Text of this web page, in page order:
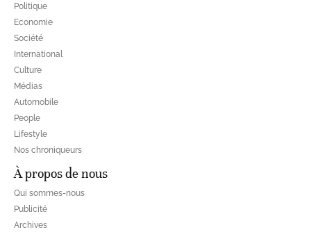
Politique
Economie
Société
International
Culture
Médias
Automobile
People
Lifestyle
Nos chroniqueurs
À propos de nous
Qui sommes-nous
Publicité
Archives